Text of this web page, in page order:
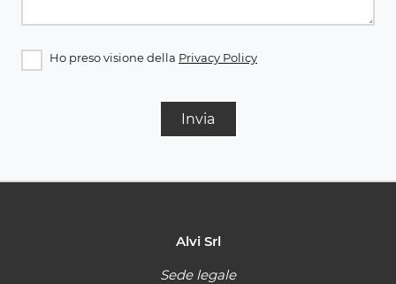
Ho preso visione della Privacy Policy
Invia
Alvi Srl
Sede legale